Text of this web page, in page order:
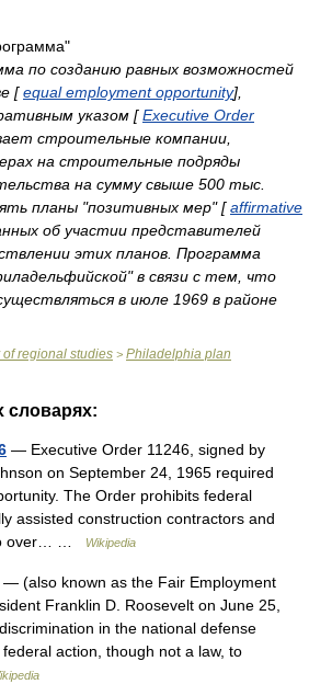
по созданию равных возможностей
[equal employment opportunity],
указом [Executive Order
строительные компании,
на строительные подряды
на сумму свыше 500 тыс.
планы "позитивных мер" [affirmative
об участии представителей
этих планов. Программа
в связи с тем, что
в июле 1969 в районе
regional studies > Philadelphia plan
словарях:
— Executive Order 11246, signed by
on September 24, 1965 required
The Order prohibits federal
assisted construction contractors and
over… …
Wikipedia
— (also known as the Fair Employment
Franklin D. Roosevelt on June 25,
in the national defense
action, though not a law, to